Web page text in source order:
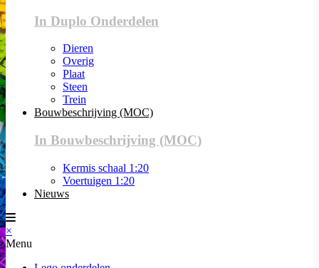
In Duplo Onderdelen
Dieren
Overig
Plaat
Steen
Trein
Bouwbeschrijving (MOC)
In Bouwbeschrijving (MOC)
Kermis schaal 1:20
Voertuigen 1:20
Nieuws
×
Menu